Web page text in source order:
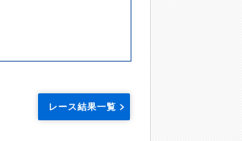
レース結果一覧